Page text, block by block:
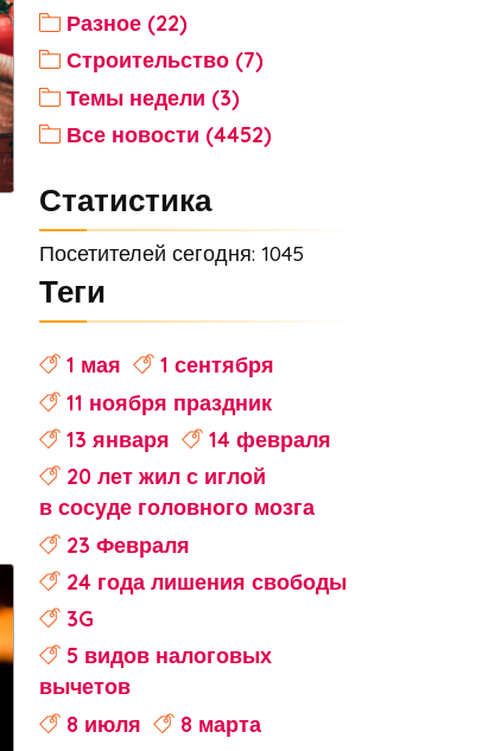
Разное (22)
Строительство (7)
Темы недели (3)
Все новости (4452)
Статистика
Посетителей сегодня: 1045
Теги
1 мая
1 сентября
11 ноября праздник
13 января
14 февраля
20 лет жил с иглой
в сосуде головного мозга
23 Февраля
24 года лишения свободы
3G
5 видов налоговых
вычетов
8 июля
8 марта